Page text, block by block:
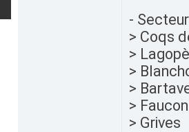
-
> Coqs
>
>
>
>
> Grives